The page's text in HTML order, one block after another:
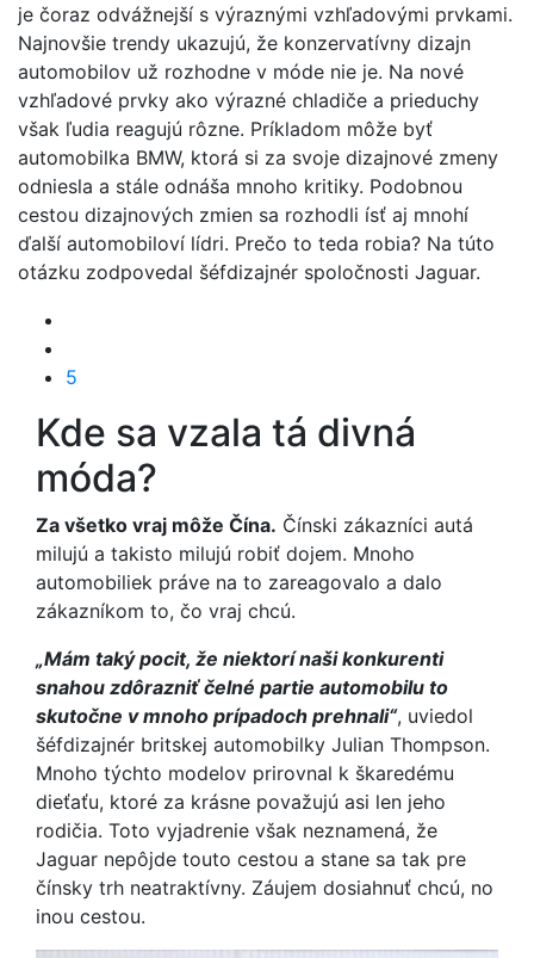
je čoraz odvážnejší s výraznými vzhľadovými prvkami.
Najnovšie trendy ukazujú, že konzervatívny dizajn
automobilov už rozhodne v móde nie je. Na nové
vzhľadové prvky ako výrazné chladiče a prieduchy
však ľudia reagujú rôzne. Príkladom môže byť
automobilka BMW, ktorá si za svoje dizajnové zmeny
odniesla a stále odnáša mnoho kritiky. Podobnou
cestou dizajnových zmien sa rozhodli ísť aj mnohí
ďalší automobiloví lídri. Prečo to teda robia? Na túto
otázku zodpovedal šéfdizajnér spoločnosti Jaguar.
5
Kde sa vzala tá divná
móda?
Za všetko vraj môže Čína. Čínski zákazníci autá
milujú a takisto milujú robiť dojem. Mnoho
automobiliek práve na to zareagovalo a dalo
zákazníkom to, čo vraj chcú.
„Mám taký pocit, že niektorí naši konkurenti
snahou zdôrazniť čelné partie automobilu to
skutočne v mnoho prípadoch prehnali“, uviedol
šéfdizajnér britskej automobilky Julian Thompson.
Mnoho týchto modelov prirovnal k škaredému
dieťaťu, ktoré za krásne považujú asi len jeho
rodičia. Toto vyjadrenie však neznamená, že
Jaguar nepôjde touto cestou a stane sa tak pre
čínsky trh neatraktívny. Záujem dosiahnuť chcú, no
inou cestou.